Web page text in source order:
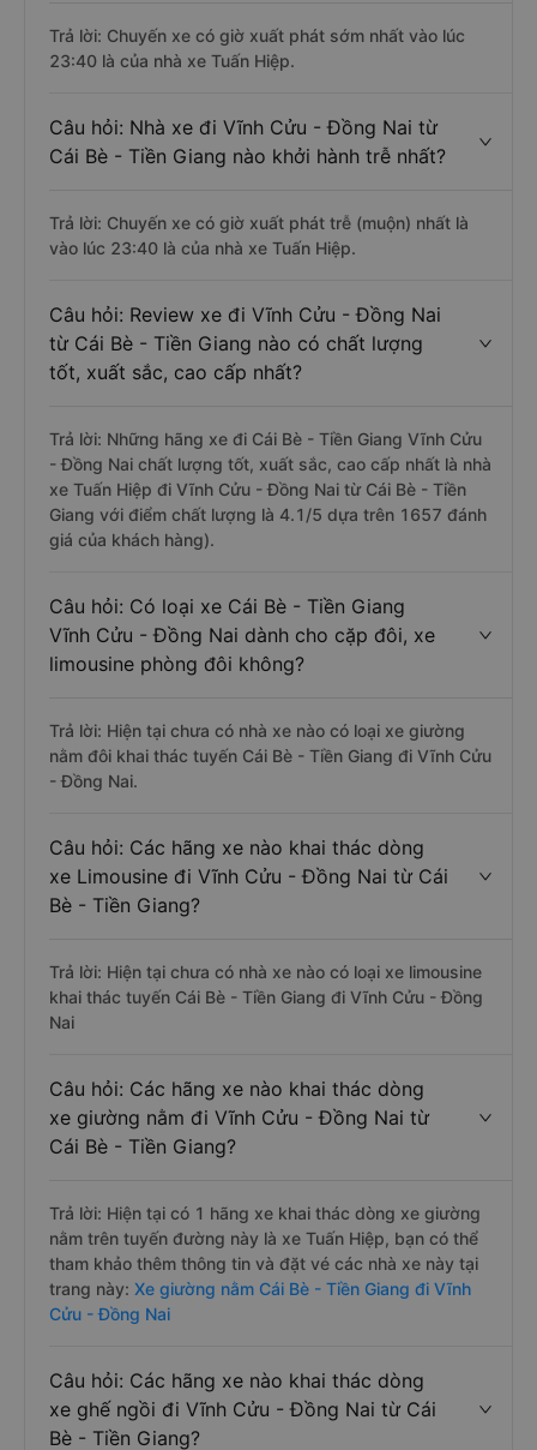
Trả lời: Chuyến xe có giờ xuất phát sớm nhất vào lúc
23:40 là của nhà xe Tuấn Hiệp.
Câu hỏi: Nhà xe đi Vĩnh Cửu - Đồng Nai từ
Cái Bè - Tiền Giang nào khởi hành trễ nhất?
Trả lời: Chuyến xe có giờ xuất phát trễ (muộn) nhất là
vào lúc 23:40 là của nhà xe Tuấn Hiệp.
Câu hỏi: Review xe đi Vĩnh Cửu - Đồng Nai
từ Cái Bè - Tiền Giang nào có chất lượng
tốt, xuất sắc, cao cấp nhất?
Trả lời: Những hãng xe đi Cái Bè - Tiền Giang Vĩnh Cửu
- Đồng Nai chất lượng tốt, xuất sắc, cao cấp nhất là nhà
xe Tuấn Hiệp đi Vĩnh Cửu - Đồng Nai từ Cái Bè - Tiền
Giang với điểm chất lượng là 4.1/5 dựa trên 1657 đánh
giá của khách hàng).
Câu hỏi: Có loại xe Cái Bè - Tiền Giang
Vĩnh Cửu - Đồng Nai dành cho cặp đôi, xe
limousine phòng đôi không?
Trả lời: Hiện tại chưa có nhà xe nào có loại xe giường
nằm đôi khai thác tuyến Cái Bè - Tiền Giang đi Vĩnh Cửu
- Đồng Nai.
Câu hỏi: Các hãng xe nào khai thác dòng
xe Limousine đi Vĩnh Cửu - Đồng Nai từ Cái
Bè - Tiền Giang?
Trả lời: Hiện tại chưa có nhà xe nào có loại xe limousine
khai thác tuyến Cái Bè - Tiền Giang đi Vĩnh Cửu - Đồng
Nai
Câu hỏi: Các hãng xe nào khai thác dòng
xe giường nằm đi Vĩnh Cửu - Đồng Nai từ
Cái Bè - Tiền Giang?
Trả lời: Hiện tại có 1 hãng xe khai thác dòng xe giường
nằm trên tuyến đường này là xe Tuấn Hiệp, bạn có thể
tham khảo thêm thông tin và đặt vé các nhà xe này tại
trang này: Xe giường nằm Cái Bè - Tiền Giang đi Vĩnh
Cửu - Đồng Nai
Câu hỏi: Các hãng xe nào khai thác dòng
xe ghế ngồi đi Vĩnh Cửu - Đồng Nai từ Cái
Bè - Tiền Giang?